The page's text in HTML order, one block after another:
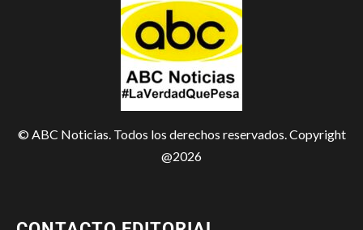
© ABC Noticias. Todos los derechos reservados. Copyright
@2026